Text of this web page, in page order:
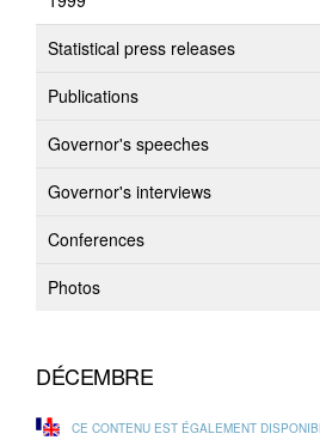
Statistical press releases
Publications
Governor's speeches
Governor's interviews
Conferences
Photos
DÉCEMBRE
CE CONTENU EST ÉGALEMENT